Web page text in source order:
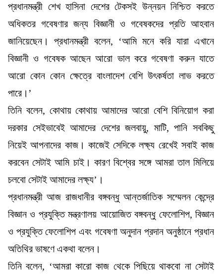
প্রধানমন্ত্রী শেখ হাসিনা দেশের টেকসই উন্নয়ন নিশ্চিত করতে
অধিকতর গবেষণার জন্য বিজ্ঞানী ও গবেষকদের প্রতি আহবান
জানিয়েছেন। প্রধানমন্ত্রী বলেন, ‘আমি মনে করি যারা এখানে
বিজ্ঞানী ও গবেষক আছেন আরো ভাল করে গবেষণা করুন যাতে
আরো কোন কোন ক্ষেত্রে বাংলাদেশ বেশি উৎকর্ষতা লাভ করতে
পারে।’
তিনি বলেন, কোথায় কোথায় আমাদের আরো বেশি বিনিয়োগ করা
দরকার সেইভাবেই আমাদের দেশের জলবায়ু, মাটি, পানি সবকিছু
নিয়েই আপনাদের কাজ। কাজেই সেদিকে লক্ষ্য রেখেই সবাই কাজ
করবেন সেটাই আমি চাই। কারণ বিশ্বের সঙ্গে আমরা তাল মিলিয়ে
চলবো সেটাই আমাদের লক্ষ্য’।
প্রধানমন্ত্রী আজ রাজধানীর বঙ্গবন্ধু আন্তর্জাতিক সম্মেলন কেন্দ্রে
বিজ্ঞান ও প্রযুক্তি মন্ত্রণালয় আয়োজিত বঙ্গবন্ধু ফেলোশিপ, বিজ্ঞান
ও প্রযুক্তি ফেলোশিপ এবং গবেষণা অনুদান প্রদান অনুষ্ঠানে প্রধান
অতিথির ভাষণে একথা বলেন।
তিনি বলেন, ‘আমরা কারো কাজ থেকে পিছিয়ে থাকবো না সেটাই